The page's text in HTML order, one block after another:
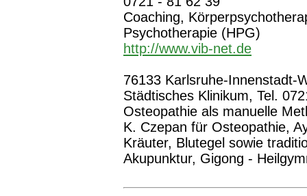
Coaching,
Psychotherapie (HPG)
http://www.vib-net.de
76133 Karlsruhe-Innenstadt-
Städtisches Klinikum, Tel.
Osteopathie als manuelle
K. Czepan für Osteopathie,
Kräuter, Blutegel sowie
Akupunktur, Gigong -